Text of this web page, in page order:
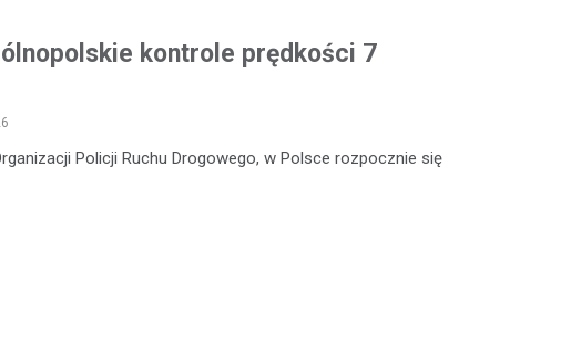
kontrole prędkości 7
Policji Ruchu Drogowego, w Polsce rozpocznie się